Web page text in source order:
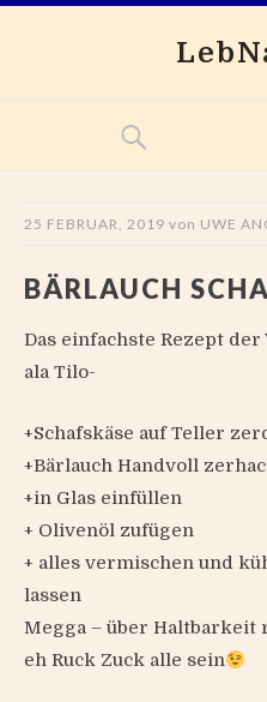
25 FEBRUAR, 2019 von UWE
BÄRLAUCH
Das einfachste Rezept
ala Tilo-
+Schafskäse auf Teller
+Bärlauch Handvoll
+in Glas einfüllen
+ Olivenöl zufügen
+ alles vermischen und
lassen
Megga – über
eh Ruck Zuck alle sein